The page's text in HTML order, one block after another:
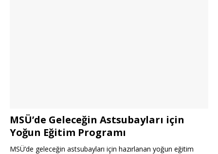
MSÜ’de Geleceğin Astsubayları için
Yoğun Eğitim Programı
MSÜ’de geleceğin astsubayları için hazırlanan yoğun eğitim